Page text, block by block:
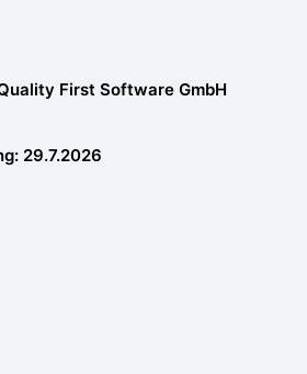
First Software GmbH
29.7.2026